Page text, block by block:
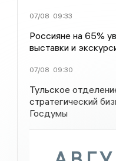
07/08 09:33
Россияне на 65%
выставки и
07/08 09:30
Тульское
стратегический
Госдумы